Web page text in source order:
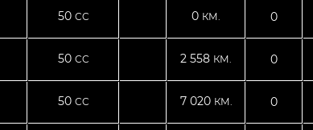
50 CC 0 КМ. 0
50 CC 2 558 КМ. 0
50 CC 7 020 КМ. 0